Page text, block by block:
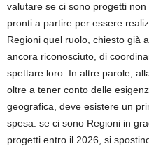
valutare se ci sono progetti
pronti a partire per essere
Regioni quel ruolo, chiesto già
ancora riconosciuto, di
spettare loro. In altre parole,
oltre a tener conto delle
geografica, deve esistere un
spesa: se ci sono Regioni in
progetti entro il 2026, si